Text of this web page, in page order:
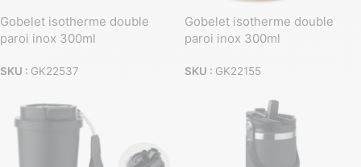
Gobelet isotherme double
paroi inox 300ml
SKU : GK22537
Gobelet isotherme double
paroi inox 300ml
SKU : GK22155